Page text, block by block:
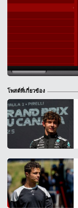
โพสต์ที่เกี่ยวข้อง